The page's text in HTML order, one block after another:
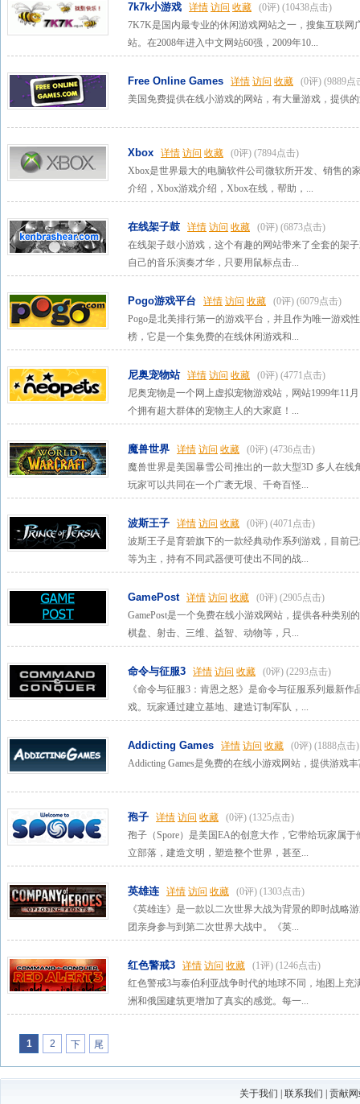
7k7k小游戏 详情 访问 收藏 (0评) (10438点击)
7K7K是国内最专业的休闲游戏网站之一，搜集互联网
站。在2008年进入中文网站60强，2009年10...
Free Online Games 详情 访问 收藏 (0评) (9889点
美国免费提供在线小游戏的网站，有大量游戏，提供
Xbox 详情 访问 收藏 (0评) (7894点击)
Xbox是世界最大的电脑软件公司微软所开发、销售的
介绍，Xbox游戏介绍，Xbox在线，帮助，...
在线架子鼓 详情 访问 收藏 (0评) (6873点击)
在线架子鼓小游戏，这个有趣的网站带来了全套的架
自己的音乐演奏才华，只要用鼠标点击...
Pogo游戏平台 详情 访问 收藏 (0评) (6079点击)
Pogo是北美排行第一的游戏平台，并且作为唯一游戏
榜，它是一个集免费的在线休闲游戏和...
尼奥宠物站 详情 访问 收藏 (0评) (4771点击)
尼奥宠物是一个网上虚拟宠物游戏站，网站1999年11
个拥有超大群体的宠物主人的大家庭！...
魔兽世界 详情 访问 收藏 (0评) (4736点击)
魔兽世界是美国暴雪公司推出的一款大型3D 多人在
玩家可以共同在一个广袤无垠、千奇百怪...
波斯王子 详情 访问 收藏 (0评) (4071点击)
波斯王子是育碧旗下的一款经典动作系列游戏，目前
等为主，持有不同武器便可使出不同的战...
GamePost 详情 访问 收藏 (0评) (2905点击)
GamePost是一个免费在线小游戏网站，提供各种类别
棋盘、射击、三维、益智、动物等，只...
命令与征服3 详情 访问 收藏 (0评) (2293点击)
《命令与征服3：肯恩之怒》是命令与征服系列最新
戏。玩家通过建立基地、建造订制军队，...
Addicting Games 详情 访问 收藏 (0评) (1888点击)
Addicting Games是免费的在线小游戏网站，提供游戏
孢子 详情 访问 收藏 (0评) (1325点击)
孢子（Spore）是美国EA的创意大作，它带给玩家属
立部落，建造文明，塑造整个世界，甚至...
英雄连 详情 访问 收藏 (0评) (1303点击)
《英雄连》是一款以二次世界大战为背景的即时战略
团亲身参与到第二次世界大战中。《英...
红色警戒3 详情 访问 收藏 (1评) (1246点击)
红色警戒3与泰伯利亚战争时代的地球不同，地图上
洲和俄国建筑更增加了真实的感觉。每一...
1 2
下
尾
关于我们 联系我们 贡献